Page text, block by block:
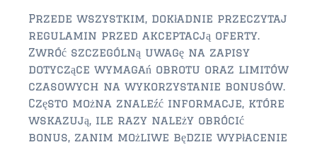
Przede wszystkim, dokładnie przeczytaj
regulamin przed akceptacją oferty.
Zwróć szczególną uwagę na zapisy
dotyczące wymagań obrotu oraz limitów
czasowych na wykorzystanie bonusów.
Często można znaleźć informacje, które
wskazują, ile razy należy obrócić
bonus, zanim możliwe będzie wypłacenie